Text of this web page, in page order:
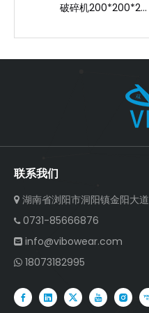
振动喂食器38.9公斤445*445*25mm磨损板
联系我们
 湖南省浏阳市洞阳镇金阳大道
0731-85666876
 info@vibowear.com
 18073182995